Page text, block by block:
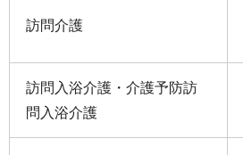
訪問介護
訪問入浴介護・介護予防訪
問入浴介護